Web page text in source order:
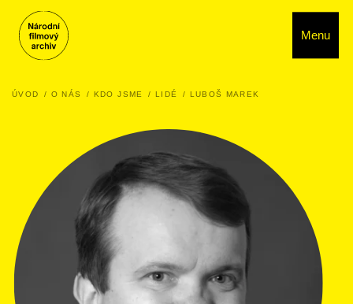
Menu
ÚVOD O NÁS KDO JSME LIDÉ LUBOŠ MAREK